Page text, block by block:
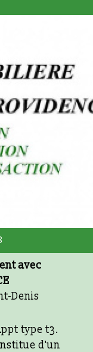
+ de critères
avec
Denis
type t3.
d'un